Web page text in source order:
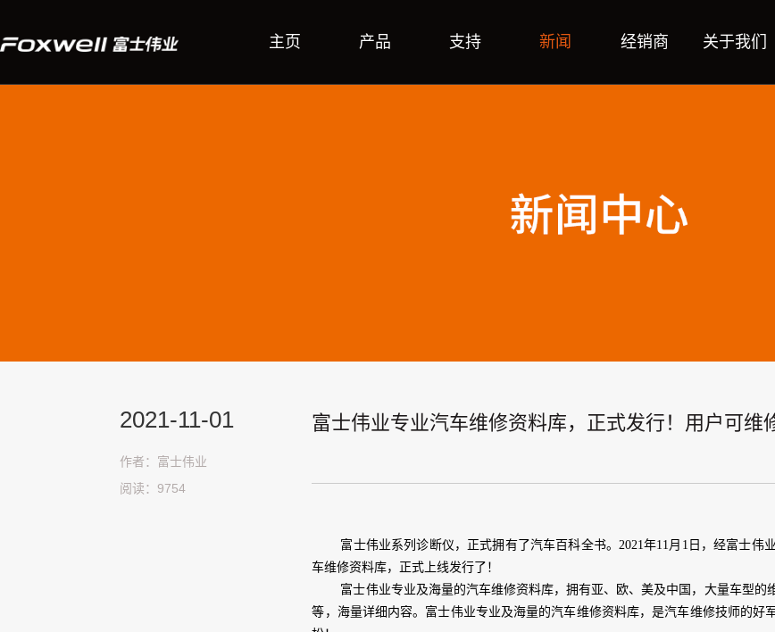
主页 产品 支持 新闻 经销商 关于我们
2021-11-01
作者：富士伟业
阅读：9754
富士伟业专业汽车维修资料库，正式发行！用户可维
富士伟业系列诊断仪，正式拥有了汽车百科全书。2021年11月1日，经富士
车维修资料库，正式上线发行了！
富士伟业专业及海量的汽车维修资料库，拥有亚、欧、美及中国，大量车型
等，海量详细内容。富士伟业专业及海量的汽车维修资料库，是汽车维修技师的好